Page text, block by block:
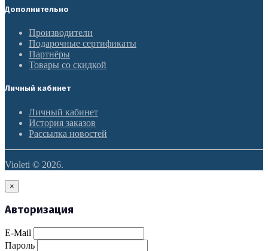
Дополнительно
Производители
Подарочные сертификаты
Партнёры
Товары со скидкой
Личный кабинет
Личный кабинет
История заказов
Рассылка новостей
Violeti © 2026.
×
Авторизация
E-Mail
Пароль